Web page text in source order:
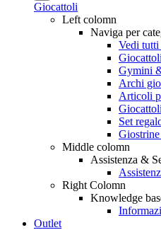
Giocattoli
Left colomn
Naviga per
Vedi
Gymini
Archi
Articoli
Set
Middle colomn
Assistenza &
Right Colomn
Knowledge
Outlet